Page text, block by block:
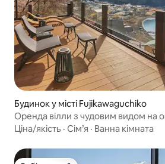
Будинок у місті Fujikawaguchiko
Оренда вілли з чудовим видом на
гору Фудзі Просторий балкон з
Ціна/якість · Сім’я · Ванна кімната